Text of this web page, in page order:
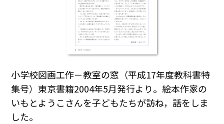
小学校図画工作－教室の窓（平成17年度教科書特
集号）東京書籍2004年5月発行より。絵本作家の
いもとようこさんを子どもたちが訪ね，話をしま
した。